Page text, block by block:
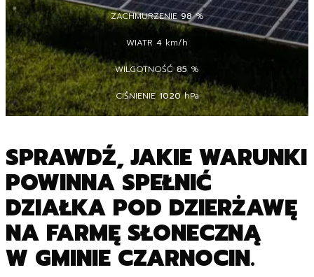
ZACHMURZENIE 98%
WIATR 4 km/h
WILGOTNOŚĆ 85%
CIŚNIENIE 1020hPa
SPRAWDŹ, JAKIE WARUNKI
POWINNA SPEŁNIĆ
DZIAŁKA POD DZIERŻAWĘ
NA FARMĘ SŁONECZNĄ
W GMINIE CZARNOCIN.